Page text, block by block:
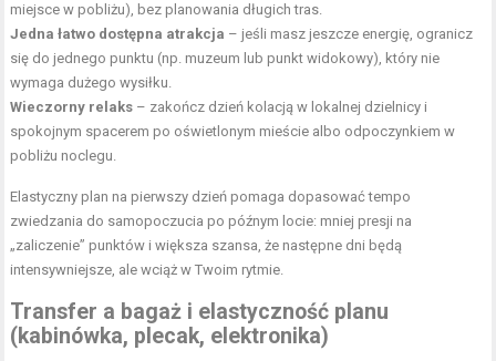
miejsce w pobliżu), bez planowania długich tras.
Jedna łatwo dostępna atrakcja – jeśli masz jeszcze energię, ogranicz
się do jednego punktu (np. muzeum lub punkt widokowy), który nie
wymaga dużego wysiłku.
Wieczorny relaks – zakończ dzień kolacją w lokalnej dzielnicy i
spokojnym spacerem po oświetlonym mieście albo odpoczynkiem w
pobliżu noclegu.
Elastyczny plan na pierwszy dzień pomaga dopasować tempo
zwiedzania do samopoczucia po późnym locie: mniej presji na
„zaliczenie” punktów i większa szansa, że następne dni będą
intensywniejsze, ale wciąż w Twoim rytmie.
Transfer a bagaż i elastyczność planu
(kabinówka, plecak, elektronika)